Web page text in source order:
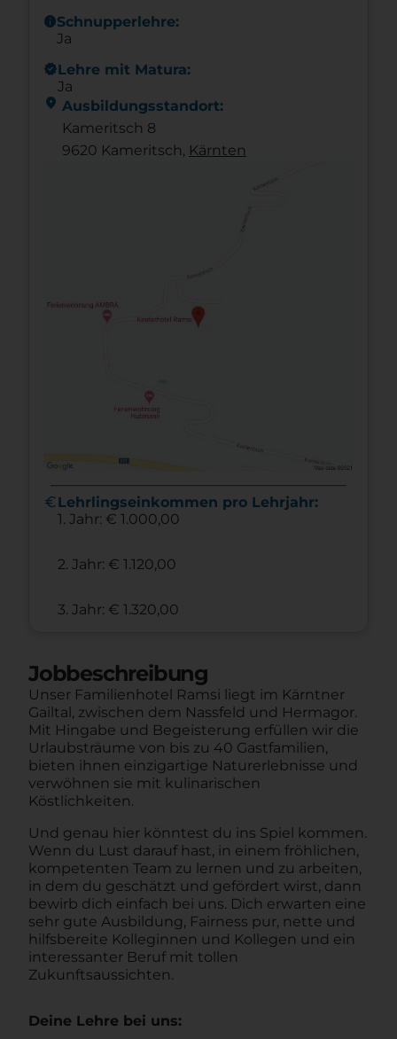
infoSchnupperlehre:
Ja
new_releasesLehre mit Matura:
Ja
location_on Ausbildungsstandort:
Kameritsch 8
9620 Kameritsch, Kärnten
euroLehrlingseinkommen pro Lehrjahr:
1. Jahr: € 1.000,00
2. Jahr: € 1.120,00
3. Jahr: € 1.320,00
Jobbeschreibung
Unser Familienhotel Ramsi liegt im Kärntner
Gailtal, zwischen dem Nassfeld und Hermagor.
Mit Hingabe und Begeisterung erfüllen wir die
Urlaubsträume von bis zu 40 Gastfamilien,
bieten ihnen einzigartige Naturerlebnisse und
verwöhnen sie mit kulinarischen
Köstlichkeiten.
Und genau hier könntest du ins Spiel kommen.
Wenn du Lust darauf hast, in einem fröhlichen,
kompetenten Team zu lernen und zu arbeiten,
in dem du geschätzt und gefördert wirst, dann
bewirb dich einfach bei uns. Dich erwarten eine
sehr gute Ausbildung, Fairness pur, nette und
hilfsbereite Kolleginnen und Kollegen und ein
interessanter Beruf mit tollen
Zukunftsaussichten.
Deine Lehre bei uns: